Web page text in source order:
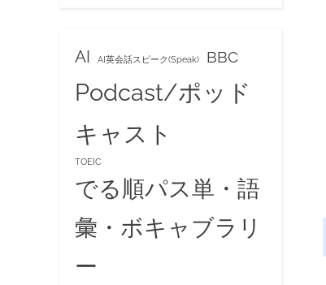
AI AI英会話スピーク(Speak) BBC
Podcast/ポッド
キャスト
TOEIC
でる順パス単・語
彙・ボキャブラリ
ー